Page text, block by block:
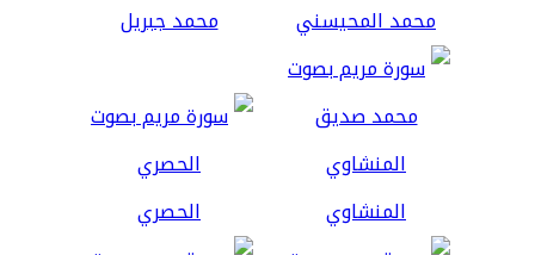
محمد المحيسني محمد جبريل
المنشاوي الحصري